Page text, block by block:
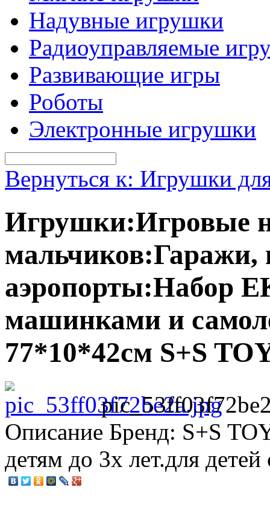
Надувные игрушки
Радиоуправляемые
Развивающие игры
Роботы
Электронные игрушки
Вернуться к: Игрушки
Игрушки:Игровые
мальчиков:Гаражи,
аэропорты:Набор
машинками и
77*10*42см S+S
Описание Бренд: S+S
детям до 3х лет.для детей